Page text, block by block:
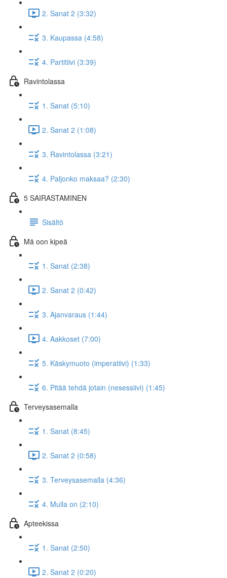
2. Sanat 2 (3:32)
3. Kaupassa (4:58)
4. Partitiivi (3:39)
Ravintolassa
1. Sanat (5:10)
2. Sanat 2 (1:08)
3. Ravintolassa (3:21)
4. Paljonko maksaa? (2:30)
5 SAIRASTAMINEN
Sisältö
Mä oon kipeä
1. Sanat (2:38)
2. Sanat 2 (0:42)
3. Ajanvaraus (1:44)
4. Aakkoset (7:00)
5. Käskymuoto (imperatiivi) (1:33)
6. Pitää tehdä jotain (nesessiivi) (1:45)
Terveysasemalla
1. Sanat (8:45)
2. Sanat 2 (0:58)
3. Terveysasemalla (4:36)
4. Mulla on (2:10)
Apteekissa
1. Sanat (2:50)
2. Sanat 2 (0:20)